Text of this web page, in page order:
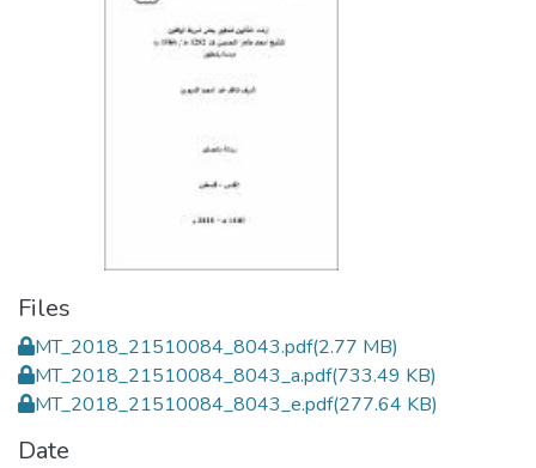
Files
MT_2018_21510084_8043.pdf(2.77 MB)
MT_2018_21510084_8043_a.pdf(733.49 KB)
MT_2018_21510084_8043_e.pdf(277.64 KB)
Date